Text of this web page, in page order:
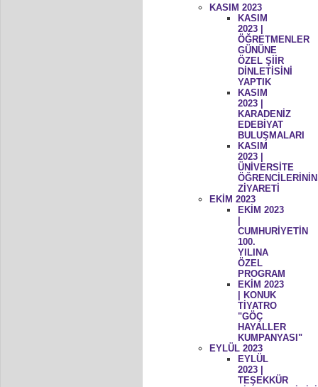
KASIM 2023
KASIM
2023 |
ÖĞRETMENLER
GÜNÜNE
ÖZEL ŞİİR
DİNLETİSİNİ
YAPTIK
KASIM
2023 |
KARADENİZ
EDEBİYAT
BULUŞMALARI
KASIM
2023 |
ÜNİVERSİTE
ÖĞRENCİLERİNİN
ZİYARETİ
EKİM 2023
EKİM 2023
CUMHURİYETİN
100.
YILINA
ÖZEL
PROGRAM
EKİM 2023
| KONUK
TİYATRO
"GÖÇ
HAYALLER
KUMPANYASI"
EYLÜL 2023
EYLÜL
2023 |
TEŞEKKÜR